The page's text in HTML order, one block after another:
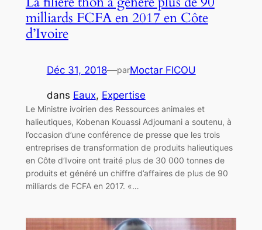
milliards FCFA en 2017 en Côte
d’Ivoire
Déc 31, 2018—parMoctar FICOU
dans Eaux, Expertise
Le Ministre ivoirien des Ressources animales et
halieutiques, Kobenan Kouassi Adjoumani a soutenu, à
l’occasion d’une conférence de presse que les trois
entreprises de transformation de produits halieutiques
en Côte d’Ivoire ont traité plus de 30 000 tonnes de
produits et généré un chiffre d’affaires de plus de 90
milliards de FCFA en 2017. «…